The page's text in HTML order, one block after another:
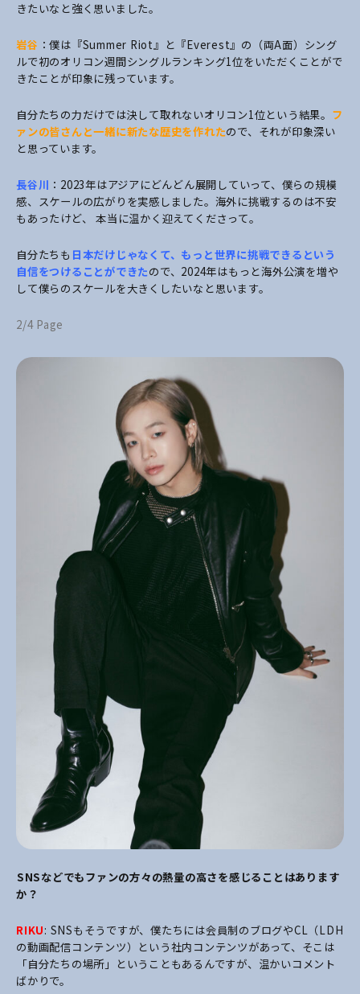
きたいなと強く思いました。
岩谷 ：僕は『Summer Riot』と『Everest』の（両A面）シング
ルで初のオリコン週間シングルランキング1位をいただくことがで
きたことが印象に残っています。
自分たちの力だけでは決して取れないオリコン1位という結果。 フ
ァンの皆さんと一緒に新たな歴史を作れたので、それが印象深い
と思っています。
長谷川 ：2023年はアジアにどんどん展開していって、僕らの規模
感、スケールの広がりを実感しました。海外に挑戦するのは不安
もあったけど、 本当に温かく迎えてくださって。
自分たちも 日本だけじゃなくて、もっと世界に挑戦できるという
自信をつけることができたので、2024年はもっと海外公演を増や
して僕らのスケールを大きくしたいなと思います。
2/4 Page
――SNSなどでもファンの方々の熱量の高さを感じることはあります
か？
RIKU: SNSもそうですが、僕たちには会員制のブログやCL（LDH
の動画配信コンテンツ）という社内コンテンツがあって、そこは
「自分たちの場所」ということもあるんですが、温かいコメント
ばかりで。